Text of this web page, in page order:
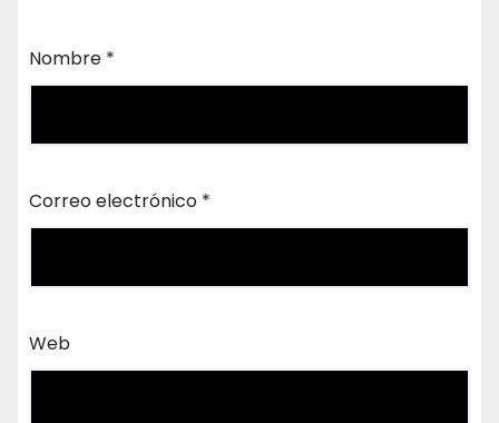
Nombre *
Correo electrónico *
Web